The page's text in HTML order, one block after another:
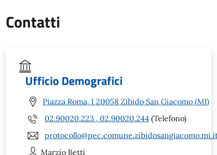
Contatti
Ufficio Demografici
Piazza Roma, 1 20058 Zibido San Giacomo (MI)
02.90020.223 , 02.90020.244 (Telefono)
Marzio Betti